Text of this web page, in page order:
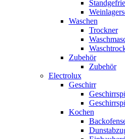
Waschen
Trockner
Zubehör
Zubehör
Electrolux
Geschirr
Kochen